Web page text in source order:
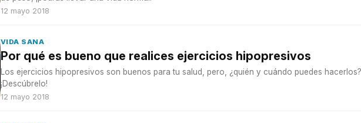
12 mayo 2018
VIDA SANA
Por qué es bueno que realices ejercicios hipopresivos
Los ejercicios hipopresivos son buenos para tu salud, pero, ¿quién y cuándo puedes hacerlos?
¡Descúbrelo!
12 mayo 2018